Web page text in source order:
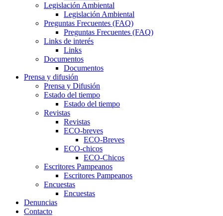
Legislación Ambiental
Legislación Ambiental
Preguntas Frecuentes (FAQ)
Preguntas Frecuentes (FAQ)
Links de interés
Links
Documentos
Documentos
Prensa y difusión
Prensa y Difusión
Estado del tiempo
Estado del tiempo
Revistas
Revistas
ECO-breves
ECO-Breves
ECO-chicos
ECO-Chicos
Escritores Pampeanos
Escritores Pampeanos
Encuestas
Encuestas
Denuncias
Contacto